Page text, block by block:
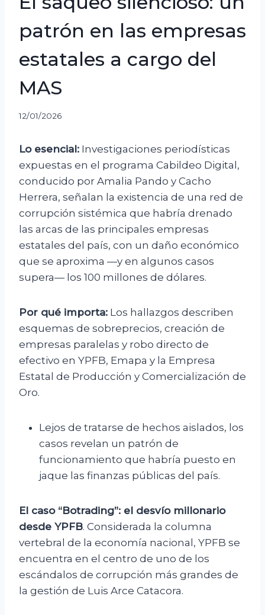
patrón en las empresas
estatales a cargo del
MAS
12/01/2026
Lo esencial: Investigaciones periodísticas
expuestas en el programa Cabildeo Digital,
conducido por Amalia Pando y Cacho
Herrera, señalan la existencia de una red de
corrupción sistémica que habría drenado
las arcas de las principales empresas
estatales del país, con un daño económico
que se aproxima —y en algunos casos
supera— los 100 millones de dólares.
Por qué importa: Los hallazgos describen
esquemas de sobreprecios, creación de
empresas paralelas y robo directo de
efectivo en YPFB, Emapa y la Empresa
Estatal de Producción y Comercialización de
Oro.
Lejos de tratarse de hechos aislados, los
casos revelan un patrón de
funcionamiento que habría puesto en
jaque las finanzas públicas del país.
El caso “Botrading”: el desvío millonario
desde YPFB. Considerada la columna
vertebral de la economía nacional, YPFB se
encuentra en el centro de uno de los
escándalos de corrupción más grandes de
la gestión de Luis Arce Catacora.